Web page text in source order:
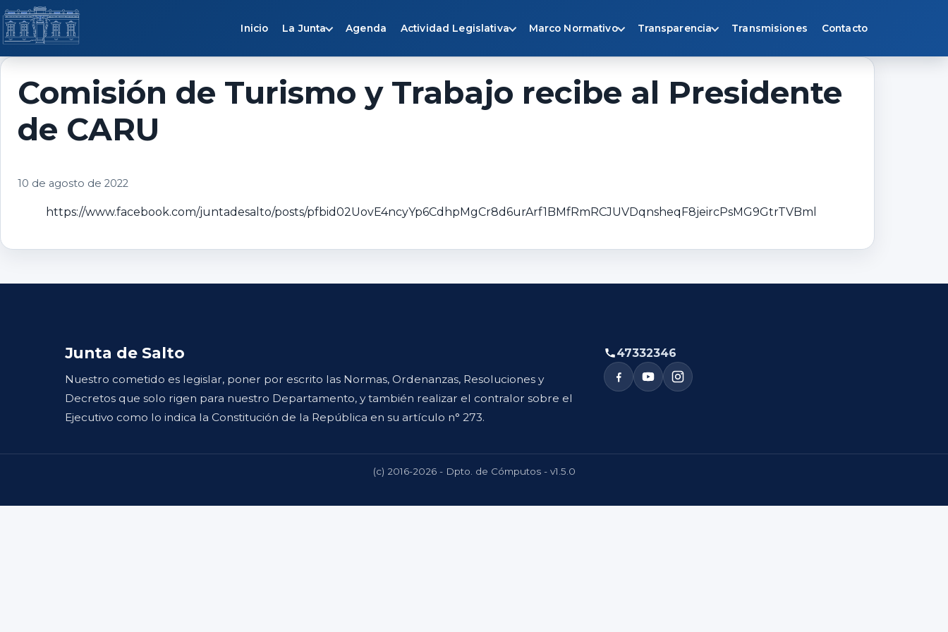
Saltar al contenido
Inicio La Junta Agenda Actividad Legislativa Marco Normativo Transparencia Transmisiones Contacto
Comisión de Turismo y Trabajo recibe al Presidente
de CARU
10 de agosto de 2022
https://www.facebook.com/juntadesalto/posts/pfbid02UovE4ncyYp6CdhpMgCr8d6urArf1BMfRmRCJUVDqnsheqF8jeircPsMG9GtrTVBml
Junta de Salto
Nuestro cometido es legislar, poner por escrito las Normas, Ordenanzas, Resoluciones y
Decretos que solo rigen para nuestro Departamento, y también realizar el contralor sobre el
Ejecutivo como lo indica la Constitución de la República en su artículo n° 273.
47332346
(c) 2016-2026 - Dpto. de Cómputos - v1.5.0